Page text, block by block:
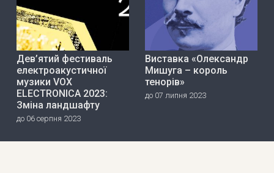
Дев’ятий фестиваль
електроакустичної
музики VOX
ELECTRONICA 2023:
Зміна ландшафту
до 06 серпня 2023
Виставка «Олександр
Мишуга – король
тенорів»
до 07 липня 2023